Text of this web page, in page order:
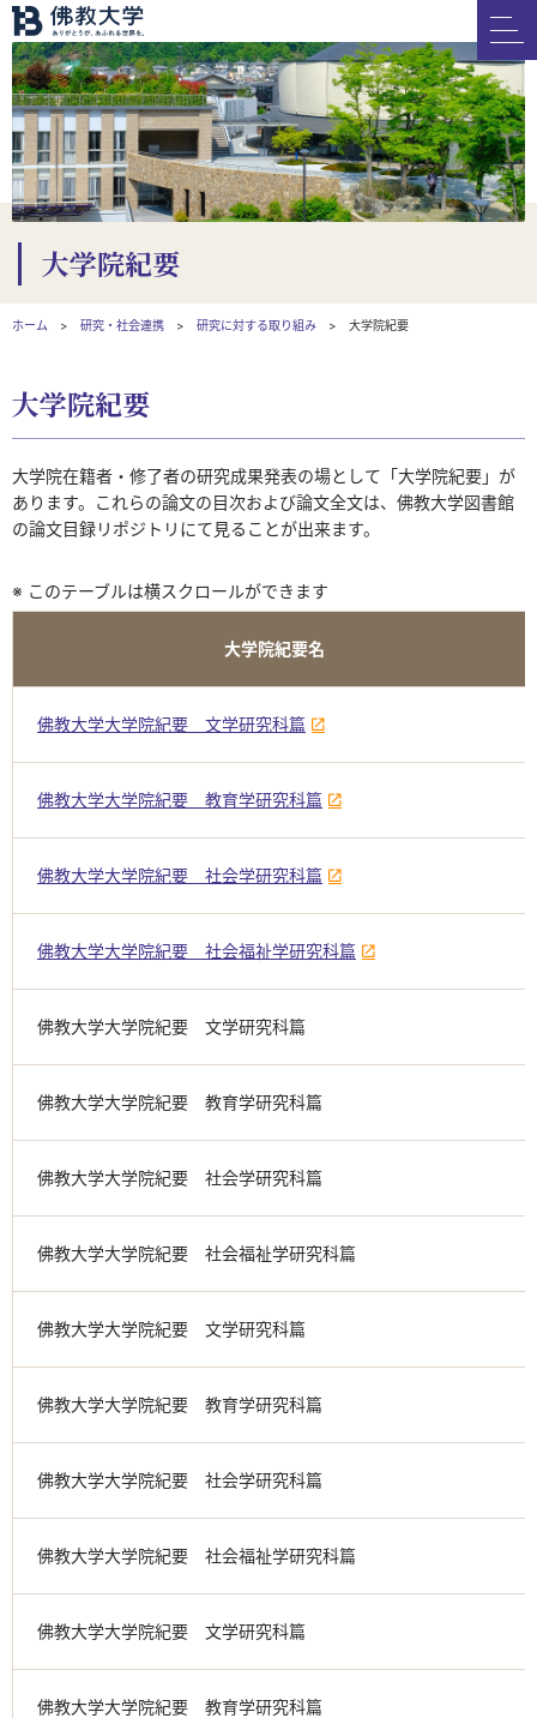
大学院紀要
ホーム 研究・社会連携 研究に対する取り組み 大学院紀要
大学院紀要
大学院在籍者・修了者の研究成果発表の場として「大学院紀要」が
あります。これらの論文の目次および論文全文は、佛教大学図書館
の論文目録リポジトリにて見ることが出来ます。
※ このテーブルは横スクロールができます
大学院紀要名
佛教大学大学院紀要 文学研究科篇
佛教大学大学院紀要 教育学研究科篇
佛教大学大学院紀要 社会学研究科篇
佛教大学大学院紀要 社会福祉学研究科篇
佛教大学大学院紀要 文学研究科篇
佛教大学大学院紀要 教育学研究科篇
佛教大学大学院紀要 社会学研究科篇
佛教大学大学院紀要 社会福祉学研究科篇
佛教大学大学院紀要 文学研究科篇
佛教大学大学院紀要 教育学研究科篇
佛教大学大学院紀要 社会学研究科篇
佛教大学大学院紀要 社会福祉学研究科篇
佛教大学大学院紀要 文学研究科篇
佛教大学大学院紀要 教育学研究科篇